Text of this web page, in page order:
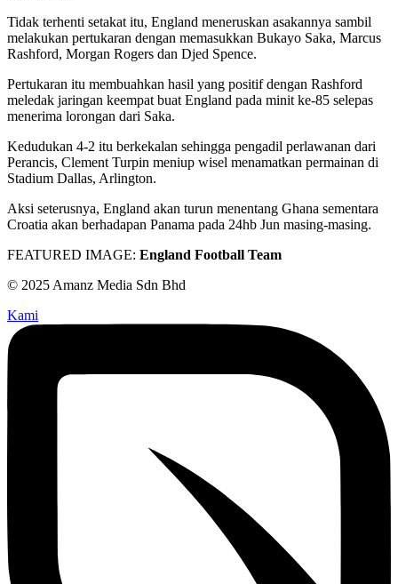
Tidak terhenti setakat itu, England meneruskan asakannya sambil
melakukan pertukaran dengan memasukkan Bukayo Saka, Marcus
Rashford, Morgan Rogers dan Djed Spence.
Pertukaran itu membuahkan hasil yang positif dengan Rashford
meledak jaringan keempat buat England pada minit ke-85 selepas
menerima lorongan dari Saka.
Kedudukan 4-2 itu berkekalan sehingga pengadil perlawanan dari
Perancis, Clement Turpin meniup wisel menamatkan permainan di
Stadium Dallas, Arlington.
Aksi seterusnya, England akan turun menentang Ghana sementara
Croatia akan berhadapan Panama pada 24hb Jun masing-masing.
FEATURED IMAGE: England Football Team
© 2025 Amanz Media Sdn Bhd
Kami